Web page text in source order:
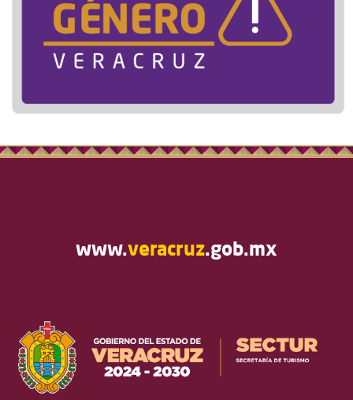
www.veracruz.gob.mx